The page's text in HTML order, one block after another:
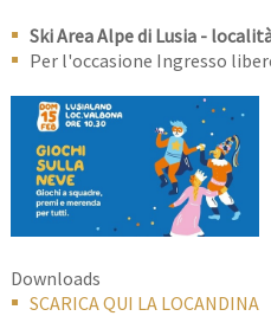
Ski Area Alpe di Lusia -
Per l'occasione Ingresso
Downloads
SCARICA QUI LA LOCANDINA